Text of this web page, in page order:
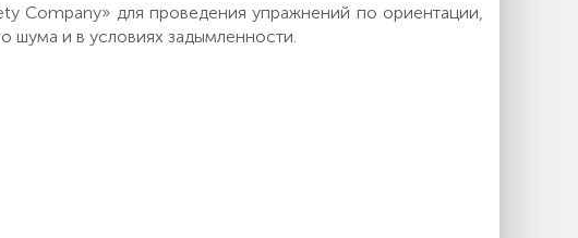
Company» для проведения упражнений по ориентации,
шума и в условиях задымленности.